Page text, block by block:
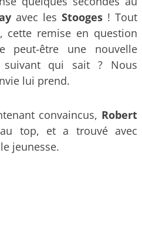
avec les Stooges ! Tout
cette remise en question
peut-être une nouvelle
suivant qui sait ? Nous
lui prend.
convaincus, Robert
top, et a trouvé avec
jeunesse.